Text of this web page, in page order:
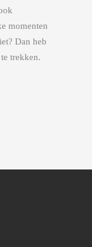
momenten
Dan heb
trekken.